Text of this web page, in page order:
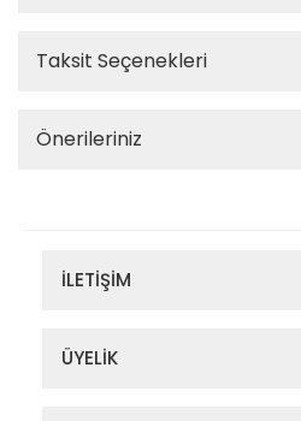
Taksit Seçenekleri
Önerileriniz
İLETİŞİM
ÜYELİK